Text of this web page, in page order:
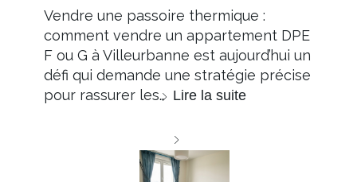
Vendre une passoire thermique :
comment vendre un appartement DPE
F ou G à Villeurbanne est aujourd’hui un
défi qui demande une stratégie précise
pour rassurer les… Lire la suite